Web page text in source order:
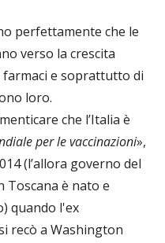
perfettamente che le
verso la crescita
farmaci e soprattutto di
loro.
che l’Italia è
per le vaccinazioni»,
(l’allora governo del
Toscana è nato e
quando l'ex
recò a Washington